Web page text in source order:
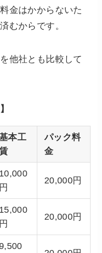
金はかからないた
むからです。
他社とも比較して
本工
パック料
金
10,000
円
20,000円
15,000
円
20,000円